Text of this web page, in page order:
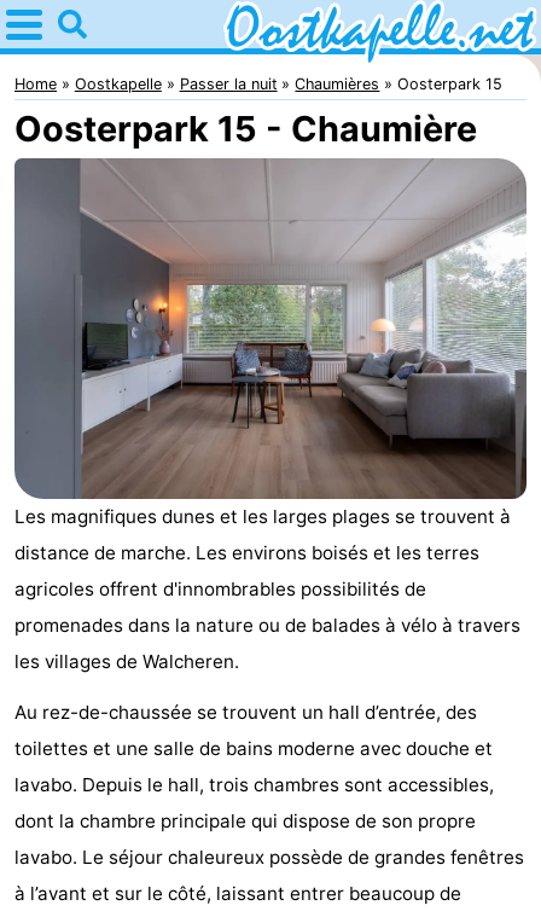
Home
Oostkapelle
Astuces
Appartements
Grote
Campings
Chambre
-
Duin
Grote
De
-
Fort
-
Home Oostkapelle Passer la nuit Chaumières Oosterpark 15
Oosterpark 15 - Chaumière
Les magnifiques dunes et les larges plages se trouvent à
distance de marche. Les environs boisés et les terres
agricoles offrent d'innombrables possibilités de
promenades dans la nature ou de balades à vélo à travers
les villages de Walcheren.
Au rez-de-chaussée se trouvent un hall d’entrée, des
toilettes et une salle de bains moderne avec douche et
lavabo. Depuis le hall, trois chambres sont accessibles,
dont la chambre principale qui dispose de son propre
lavabo. Le séjour chaleureux possède de grandes fenêtres
à l’avant et sur le côté, laissant entrer beaucoup de